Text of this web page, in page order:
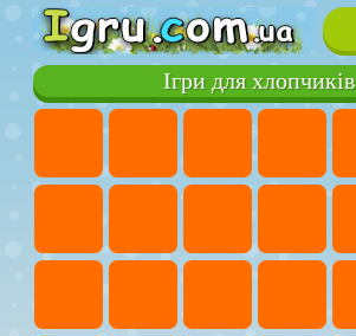
Ігри для хлопчиків